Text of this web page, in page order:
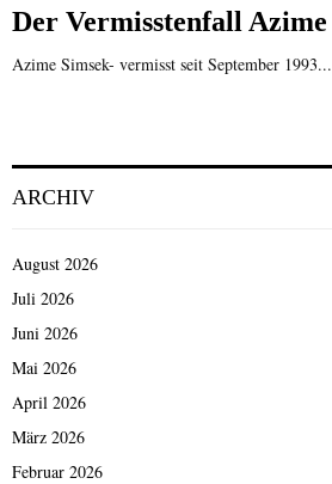
Der Vermisstenfall Azime
Azime Simsek- vermisst seit September 1993...
ARCHIV
August 2026
Juli 2026
Juni 2026
Mai 2026
April 2026
März 2026
Februar 2026